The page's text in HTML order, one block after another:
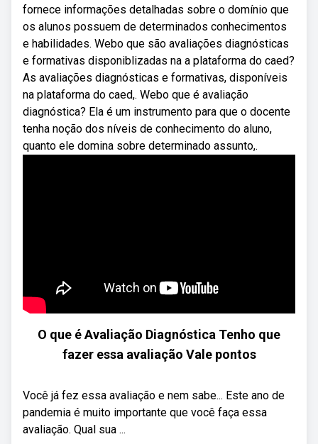
fornece informações detalhadas sobre o domínio que
os alunos possuem de determinados conhecimentos
e habilidades. Webo que são avaliações diagnósticas
e formativas disponiblizadas na a plataforma do caed?
As avaliações diagnósticas e formativas, disponíveis
na plataforma do caed,. Webo que é avaliação
diagnóstica? Ela é um instrumento para que o docente
tenha noção dos níveis de conhecimento do aluno,
quanto ele domina sobre determinado assunto,.
O que é Avaliação Diagnóstica Tenho que
fazer essa avaliação Vale pontos
Você já fez essa avaliação e nem sabe... Este ano de
pandemia é muito importante que você faça essa
avaliação. Qual sua ...